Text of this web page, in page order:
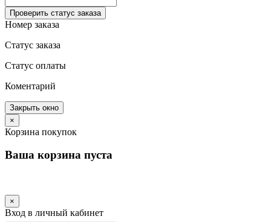
Проверить статус заказа
Номер заказа
Статус заказа
Статус оплаты
Коментарий
Закрыть окно
×
Корзина покупок
Ваша корзина пуста
×
Вход в личный кабинет